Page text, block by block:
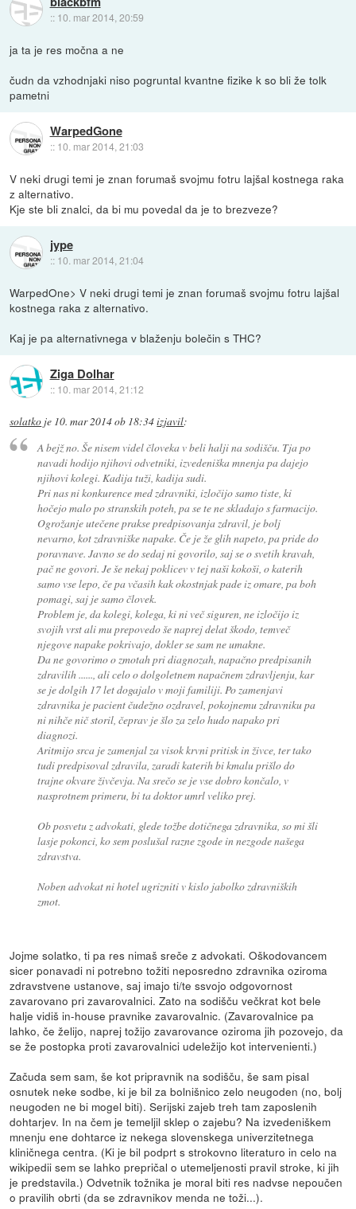
:: 10. mar 2014, 20:59
ja ta je res močna a ne
čudn da vzhodnjaki niso pogruntal kvantne fizike k so bli že tolk
pametni
WarpedGone
:: 10. mar 2014, 21:03
V neki drugi temi je znan forumaš svojmu fotru lajšal kostnega raka
z alternativo.
Kje ste bli znalci, da bi mu povedal da je to brezveze?
jype
:: 10. mar 2014, 21:04
WarpedOne> V neki drugi temi je znan forumaš svojmu fotru lajšal
kostnega raka z alternativo.
Kaj je pa alternativnega v blaženju bolečin s THC?
Ziga Dolhar
:: 10. mar 2014, 21:12
solatko je 10. mar 2014 ob 18:34izjavil:
A bejž no. Še nisem videl človeka v beli halji na sodišču. Tja po
navadi hodijo njihovi odvetniki, izvedeniška mnenja pa dajejo
njihovi kolegi. Kadija tuži, kadija sudi.
Pri nas ni konkurence med zdravniki, izločijo samo tiste, ki
hočejo malo po stranskih poteh, pa se te ne skladajo s farmacijo.
Ogrožanje utečene prakse predpisovanja zdravil, je bolj
nevarno, kot zdravniške napake. Če je že glih napeto, pa pride do
poravnave. Javno se do sedaj ni govorilo, saj se o svetih kravah,
pač ne govori. Je še nekaj poklicev v tej naši kokoši, o katerih
samo vse lepo, če pa včasih kak okostnjak pade iz omare, pa boh
pomagi, saj je samo človek.
Problem je, da kolegi, kolega, ki ni več siguren, ne izločijo iz
svojih vrst ali mu prepovedo še naprej delat škodo, temveč
njegove napake pokrivajo, dokler se sam ne umakne.
Da ne govorimo o zmotah pri diagnozah, napačno predpisanih
zdravilih ......, ali celo o dolgoletnem napačnem zdravljenju, kar
se je dolgih 17 let dogajalo v moji familiji. Po zamenjavi
zdravnika je pacient čudežno ozdravel, pokojnemu zdravniku pa
ni nihče nič storil, čeprav je šlo za zelo hudo napako pri
diagnozi.
Aritmijo srca je zamenjal za visok krvni pritisk in živce, ter tako
tudi predpisoval zdravila, zaradi katerih bi kmalu prišlo do
trajne okvare živčevja. Na srečo se je vse dobro končalo, v
nasprotnem primeru, bi ta doktor umrl veliko prej.
Ob posvetu z advokati, glede tožbe dotičnega zdravnika, so mi šli
lasje pokonci, ko sem poslušal razne zgode in nezgode našega
zdravstva.
Noben advokat ni hotel ugrizniti v kislo jabolko zdravniških
zmot.
Jojme solatko, ti pa res nimaš sreče z advokati. Oškodovancem
sicer ponavadi ni potrebno tožiti neposredno zdravnika oziroma
zdravstvene ustanove, saj imajo ti/te ssvojo odgovornost
zavarovano pri zavarovalnici. Zato na sodišču večkrat kot bele
halje vidiš in-house pravnike zavarovalnic. (Zavarovalnice pa
lahko, če želijo, naprej tožijo zavarovance oziroma jih pozovejo, da
se že postopka proti zavarovalnici udeležijo kot intervenienti.)
Začuda sem sam, še kot pripravnik na sodišču, še sam pisal
osnutek neke sodbe, ki je bil za bolnišnico zelo neugoden (no, bolj
neugoden ne bi mogel biti). Serijski zajeb treh tam zaposlenih
dohtarjev. In na čem je temeljil sklep o zajebu? Na izvedeniškem
mnenju ene dohtarce iz nekega slovenskega univerzitetnega
kliničnega centra. (Ki je bil podprt s strokovno literaturo in celo na
wikipedii sem se lahko prepričal o utemeljenosti pravil stroke, ki jih
je predstavila.) Odvetnik tožnika je moral biti res nadvse nepoučen
o pravilih obrti (da se zdravnikov menda ne toži...).